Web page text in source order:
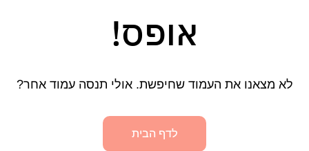
אופס!
לא מצאנו את העמוד שחיפשת. אולי תנסה עמוד אחר?
לדף הבית